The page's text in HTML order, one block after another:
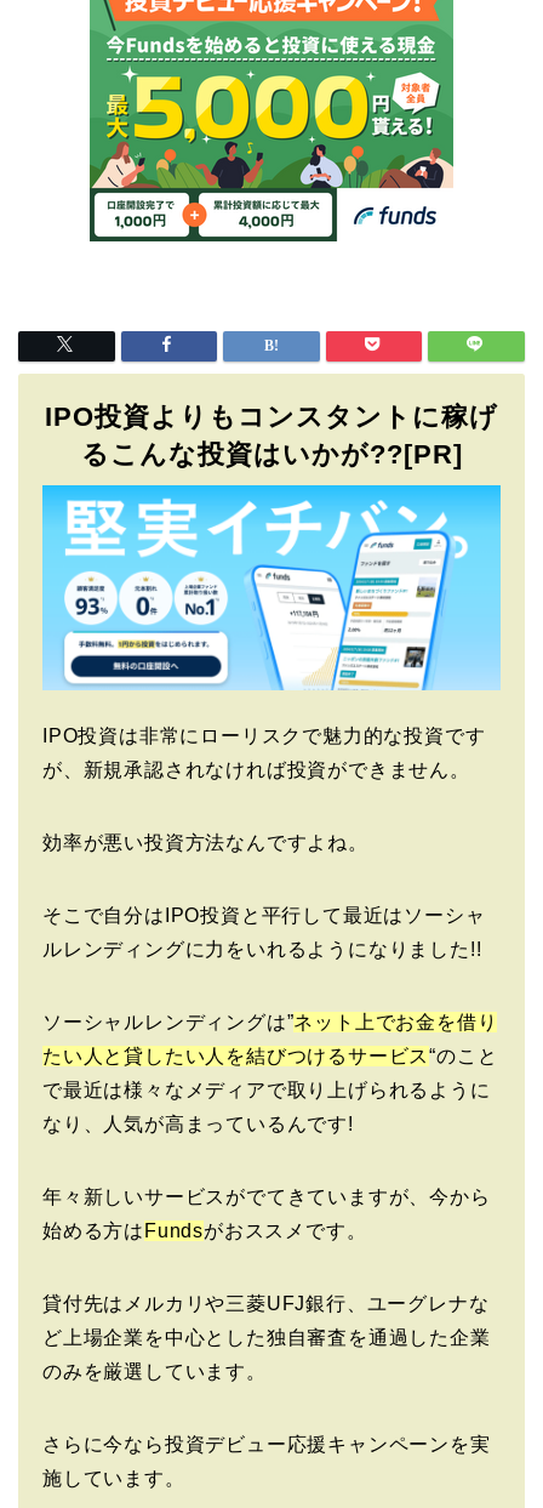
IPO投資よりもコンスタントに稼げ
るこんな投資はいかが??[PR]
IPO投資は非常にローリスクで魅力的な投資です
が、新規承認されなければ投資ができません。
効率が悪い投資方法なんですよね。
そこで自分はIPO投資と平行して最近はソーシャ
ルレンディングに力をいれるようになりました!!
ソーシャルレンディングは”ネット上でお金を借り
たい人と貸したい人を結びつけるサービス“のこと
で最近は様々なメディアで取り上げられるように
なり、人気が高まっているんです!
年々新しいサービスがでてきていますが、今から
始める方は Fundsがおススメです。
貸付先はメルカリや三菱UFJ銀行、ユーグレナな
ど上場企業を中心とした独自審査を通過した企業
のみを厳選しています。
さらに今なら投資デビュー応援キャンペーンを実
施しています。